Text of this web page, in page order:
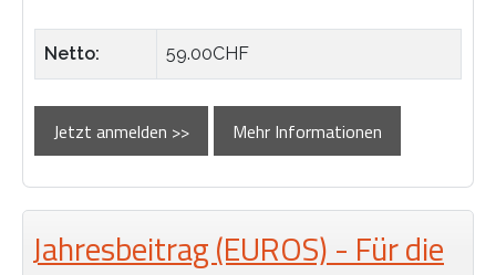
Netto: 59.00CHF
Jetzt anmelden >> Mehr Informationen
Jahresbeitrag (EUROS) - Für die